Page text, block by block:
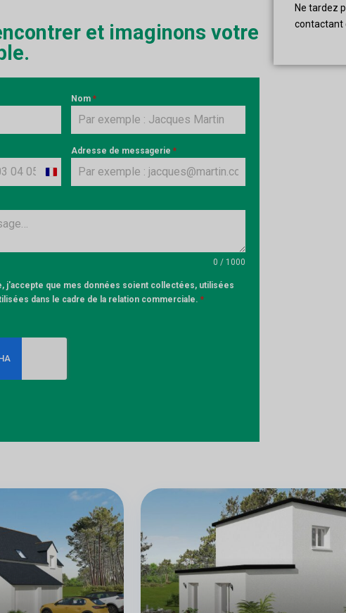
et imaginons votre
Nom *
France
Adresse de messagerie *
0 / 1000
j'accepte que mes données soient collectées, utilisées
dans le cadre de la relation commerciale. *
Ne tardez
contactant